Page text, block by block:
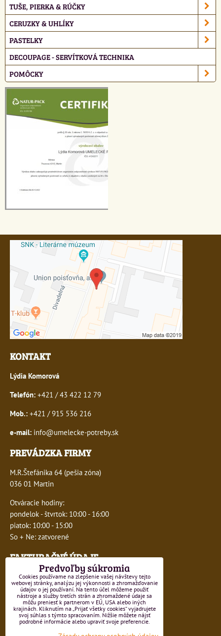
TUŠE, PIERKA & RÚČKY
CERUZKY & UHLÍKY
PASTELKY
DECOUPAGE - SERVÍTKOVÁ TECHNIKA
POMÔCKY
KONTAKT
Lýdia Komorová
Telefón: +421 / 43 422 12 79
Mob.: +421 / 915 536 216
e-mail: info@umelecke-potreby.sk
PREVÁDZKA FIRMY
M.R.Štefánika 64 (pešia zóna)
036 01 Martin
Otváracie hodiny:
pondelok - štvrtok: 10:00 - 16:00
piatok: 10:00 - 15:00
So + Ne: zatvorené
FAKTURAČNÉ ÚDAJE
IČO:41243277
DIČ:1047749593
IČ DPH:SK1047749593
Číslo živnostenského registra 550-15499
Predvoľby súkromia
Cookies používame na zlepšenie vašej návštevy tejto
webovej stránky, analýzu jej výkonnosti a zhromažďovanie
údajov o jej používaní. Na tento účel môžeme použiť
nástroje a služby tretích strán a zhromaždené údaje sa
môžu preniesť k partnerom v EÚ, USA alebo iných
krajinách. Kliknutím na „Prijať všetky cookies“ vyjadrujete
svoj súhlas s týmto spracovaním. Nižšie môžete nájsť
podrobné informácie alebo upraviť svoje preferencie.